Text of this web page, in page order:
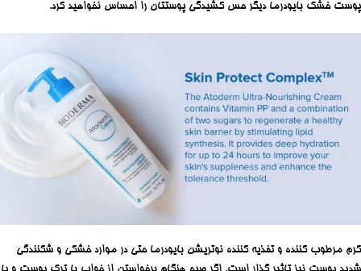
پوست خشک بایودرما دیگر حس کشیدگی پوستتان را احساس نخواهید کرد.
کرم مرطوب کننده و تفذیه کننده نوتریشن بایودرما حتی در موارد خشکی و شکنندگی